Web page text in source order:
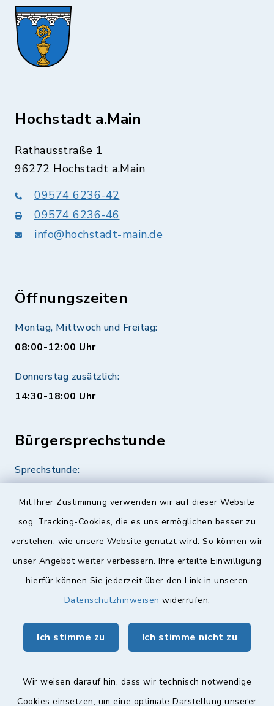
Mit Ihrer Zustimmung verwenden wir auf dieser Website
sog. Tracking-Cookies, die es uns ermöglichen besser zu
verstehen, wie unsere Website genutzt wird. So können wir
unser Angebot weiter verbessern. Ihre erteilte Einwilligung
hierfür können Sie jederzeit über den Link in unseren
Datenschutzhinweisen widerrufen.
Ich stimme zu Ich stimme nicht zu
Wir weisen darauf hin, dass wir technisch notwendige
Cookies einsetzen, um eine optimale Darstellung unserer
Hochstadt a.Main
Rathausstraße 1
96272 Hochstadt a.Main
09574 6236-42
09574 6236-46
info@hochstadt-main.de
Öffnungszeiten
Montag, Mittwoch und Freitag:
08:00-12:00 Uhr
Donnerstag zusätzlich:
14:30-18:00 Uhr
Bürgersprechstunde
Sprechstunde:
Quicklinks
Landkreis Lichtenfels
geoPortal Lichtenfels